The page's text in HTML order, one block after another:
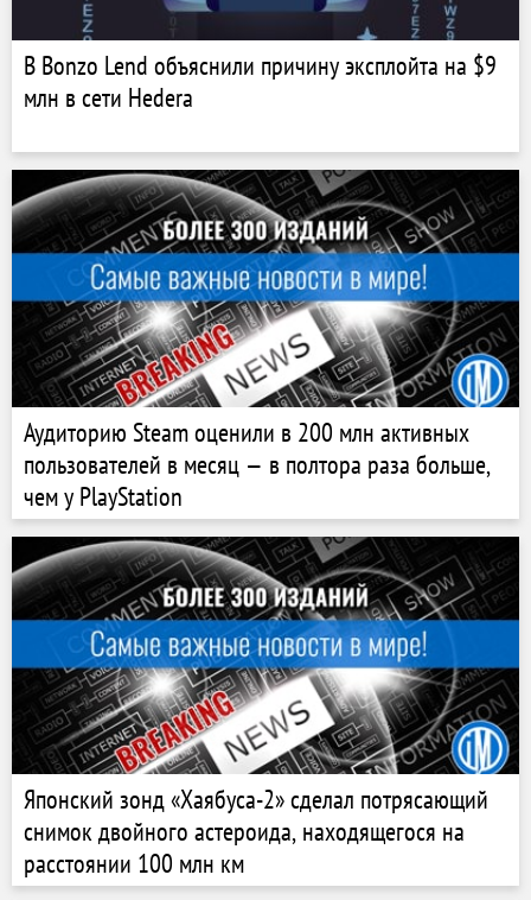
В Bonzo Lend объяснили причину эксплойта на $9
млн в сети Hedera
Аудиторию Steam оценили в 200 млн активных
пользователей в месяц — в полтора раза больше,
чем у PlayStation
Японский зонд «Хаябуса-2» сделал потрясающий
снимок двойного астероида, находящегося на
расстоянии 100 млн км